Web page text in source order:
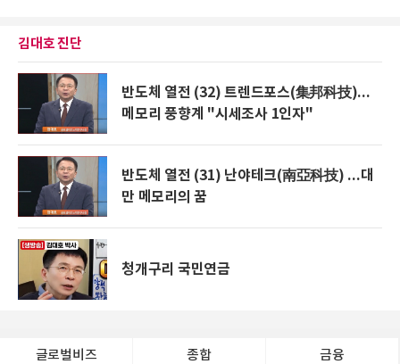
김대호 진단
반도체 열전 (32) 트렌드포스(集邦科技)...
메모리 풍향계 "시세조사 1인자"
반도체 열전 (31) 난야테크(南亞科技) ...대
만 메모리의 꿈
청개구리 국민연금
글로벌비즈 종합 금융